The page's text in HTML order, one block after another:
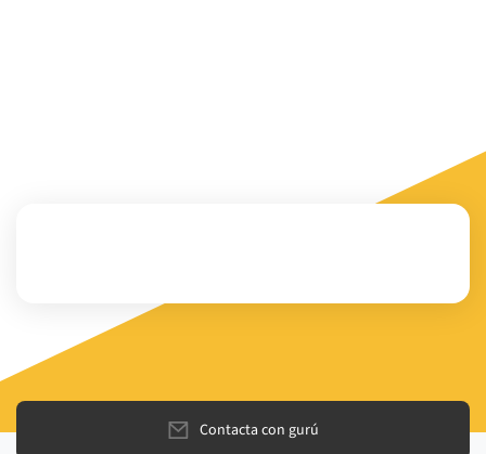
Contacta con gurú